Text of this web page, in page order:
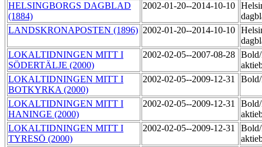
HELSINGBORGS DAGBLAD
(1884)
2002-01-20--2014-10-10
LANDSKRONAPOSTEN (1896) 2002-01-20--2014-10-10
LOKALTIDNINGEN MITT I
SÖDERTÄLJE (2000)
2002-02-05--2007-08-28
LOKALTIDNINGEN MITT I
BOTKYRKA (2000)
2002-02-05--2009-12-31
LOKALTIDNINGEN MITT I
HANINGE (2000)
2002-02-05--2009-12-31
LOKALTIDNINGEN MITT I
TYRESÖ (2000)
2002-02-05--2009-12-31